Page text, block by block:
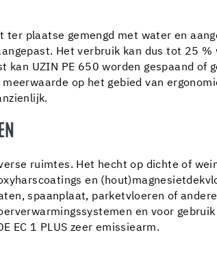
plaatse gemengd met water en
Het verbruik kan dus tot 25 %
UZIN PE 650 worden gespaand of
op het gebied van
ruimtes. Het hecht op dichte of
en
spaanplaat, parketvloeren of
en voor gebruik
EC 1 PLUS zeer emissiearm.